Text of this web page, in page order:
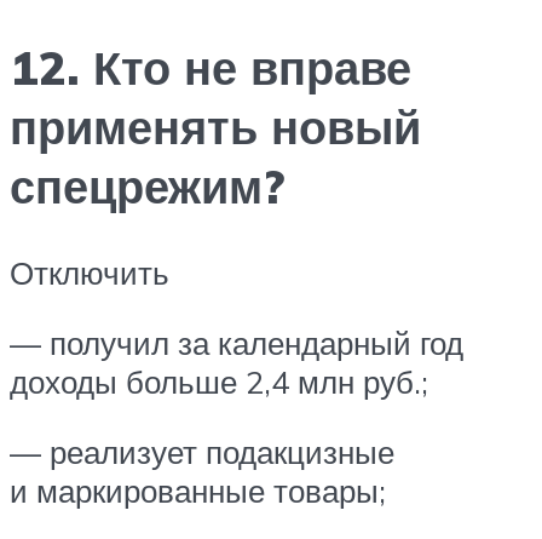
12. Кто не вправе
применять новый
спецрежим?
Отключить
— получил за календарный год
доходы больше 2,4 млн руб.;
— реализует подакцизные
и маркированные товары;